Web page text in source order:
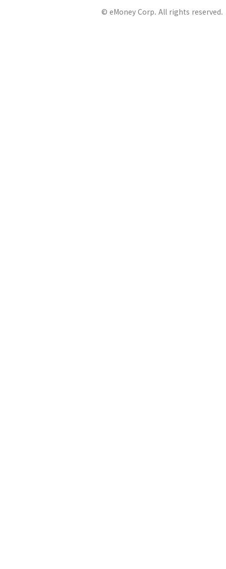
© eMoney Corp. All rights reserved.